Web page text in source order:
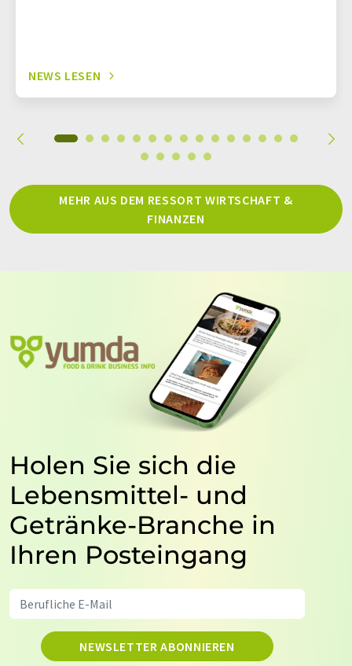
NEWS LESEN
MEHR AUS DEM RESSORT WIRTSCHAFT &
FINANZEN
Holen Sie sich die
Lebensmittel- und
Getränke-Branche in
Ihren Posteingang
NEWSLETTER ABONNIEREN